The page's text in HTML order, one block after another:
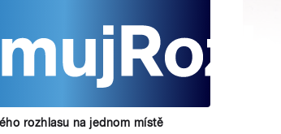
rozhlasu na jednom místě